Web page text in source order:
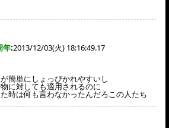
年:2013/12/03(火) 18:16:49.17
簡単にしょっぴかれやすいし
に対しても適用されるのに
時は何も言わなかったんだろこの人たち